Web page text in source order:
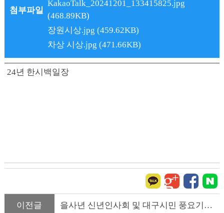
첨부파일
KakaoTalk_20241201_133415825.jpg
(468.89KB)
장원시상.jpg (459.62KB)
차상 시상.jpg (471.66KB)
24년 한시백일장
이전글 을사년 신년인사회 및 대구시민 풍요기원제